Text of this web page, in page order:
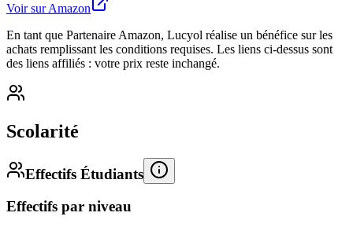
Voir sur Amazon
En tant que Partenaire Amazon, Lucyol réalise un bénéfice sur les
achats remplissant les conditions requises. Les liens ci-dessus sont
des liens affiliés : votre prix reste inchangé.
Scolarité
Effectifs Étudiants
Effectifs par niveau